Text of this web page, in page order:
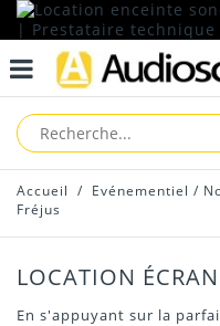
Accueil / Evénementiel /
Fréjus
LOCATION
En s'appuyant sur la